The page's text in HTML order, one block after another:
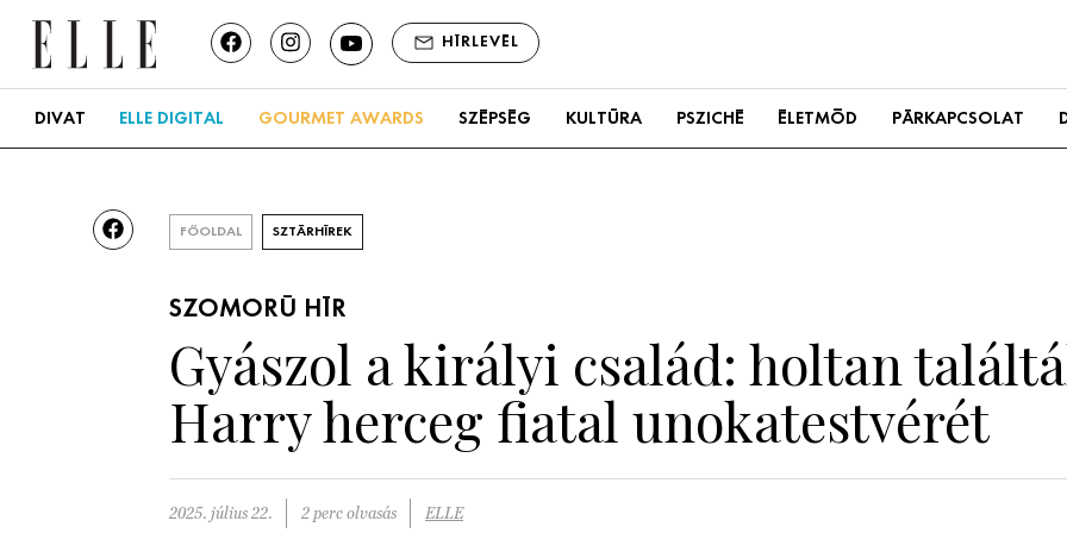
HÍRLEVÉL
DIVAT ELLE DIGITAL GOURMET AWARDS SZÉPSÉG KULTÚRA PSZICHÉ ÉLETMÓD PÁRKAPCSOLAT
FŐOLDAL SZTÁRHÍREK
SZOMORÚ HÍR
Gyászol a királyi család: holtan
Harry herceg fiatal unokatestvérét
2025. július 22. 2 perc olvasás ELLE